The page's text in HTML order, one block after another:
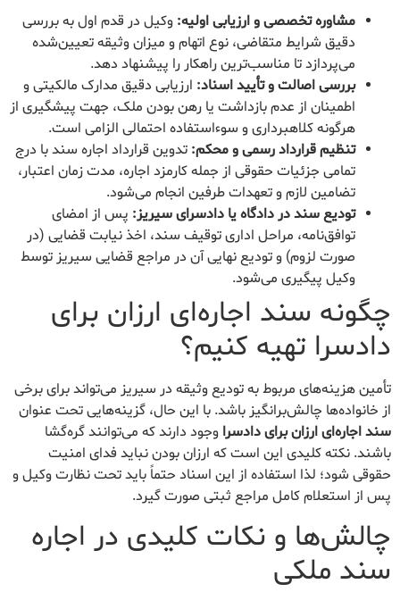
مشاوره تخصصی و ارزیابی اولیه: وکیل در قدم اول به بررسی
دقیق شرایط متقاضی، نوع اتهام و میزان وثیقه تعیین‌شده
می‌پردازد تا مناسب‌ترین راهکار را پیشنهاد دهد.
بررسی اصالت و تأیید اسناد: ارزیابی دقیق مدارک مالکیتی و
اطمینان از عدم بازداشت یا رهن بودن ملک، جهت پیشگیری از
هرگونه کلاهبرداری و سوءاستفاده احتمالی الزامی است.
تنظیم قرارداد رسمی و محکم: تدوین قرارداد اجاره سند با درج
تمامی جزئیات حقوقی از جمله کارمزد اجاره، مدت زمان اعتبار،
تضامین لازم و تعهدات طرفین انجام می‌شود.
تودیع سند در دادگاه یا دادسرای سیریز: پس از امضای
توافق‌نامه، مراحل اداری توقیف سند، اخذ نیابت قضایی (در
صورت لزوم) و تودیع نهایی آن در مراجع قضایی سیریز توسط
وکیل پیگیری می‌شود.
چگونه سند اجاره‌ای ارزان برای
دادسرا تهیه کنیم؟
تأمین هزینه‌های مربوط به تودیع وثیقه در سیریز می‌تواند برای برخی
از خانواده‌ها چالش‌برانگیز باشد. با این حال، گزینه‌هایی تحت عنوان
سند اجاره‌ای ارزان برای دادسرا وجود دارند که می‌توانند گره‌گشا
باشند. نکته کلیدی این است که ارزان بودن نباید فدای امنیت
حقوقی شود؛ لذا استفاده از این اسناد حتماً باید تحت نظارت وکیل و
پس از استعلام کامل مراجع ثبتی صورت گیرد.
چالش‌ها و نکات کلیدی در اجاره
سند ملکی